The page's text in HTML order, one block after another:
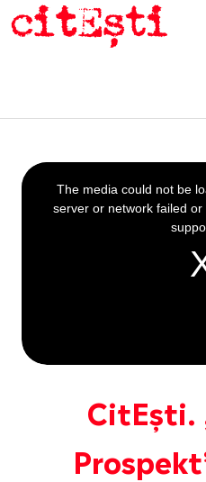
CitEști.
This
is
a
The media could not be
server or network failed